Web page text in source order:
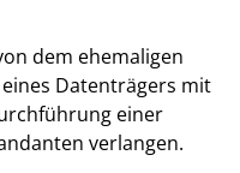
dem ehemaligen
Datenträgers mit
einer
verlangen.